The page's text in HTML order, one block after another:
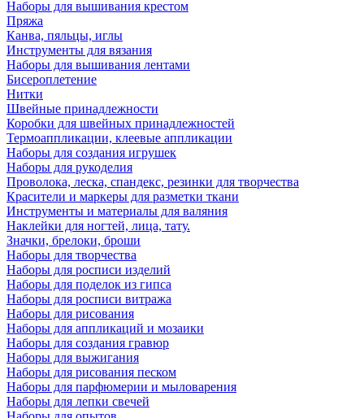
Наборы для вышивания крестом
Пряжа
Канва, пяльцы, иглы
Инструменты для вязания
Наборы для вышивания лентами
Бисероплетение
Нитки
Швейные принадлежности
Коробки для швейных принадлежностей
Термоаппликации, клеевые аппликации
Наборы для создания игрушек
Наборы для рукоделия
Проволока, леска, спандекс, резинки для творчества
Красители и маркеры для разметки ткани
Инструменты и материалы для валяния
Наклейки для ногтей, лица, тату.
Значки, брелоки, броши
Наборы для творчества
Наборы для росписи изделий
Наборы для поделок из гипса
Наборы для росписи витража
Наборы для рисования
Наборы для аппликаций и мозаики
Наборы для создания гравюр
Наборы для выжигания
Наборы для рисования песком
Наборы для парфюмерии и мыловарения
Наборы для лепки свечей